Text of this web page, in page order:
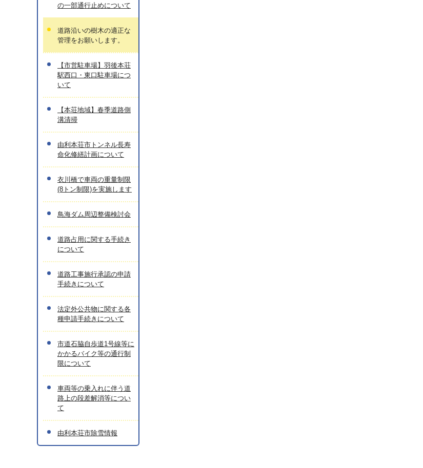
の一部通行止めについて
道路沿いの樹木の適正な
管理をお願いします。
【市営駐車場】羽後本荘
駅西口・東口駐車場につ
いて
【本荘地域】春季道路側
溝清掃
由利本荘市トンネル長寿
命化修繕計画について
衣川橋で車両の重量制限
(8トン制限)を実施します
鳥海ダム周辺整備検討会
道路占用に関する手続き
について
道路工事施行承認の申請
手続きについて
法定外公共物に関する各
種申請手続きについて
市道石脇自歩道1号線等に
かかるバイク等の通行制
限について
車両等の乗入れに伴う道
路上の段差解消等につい
て
由利本荘市除雪情報